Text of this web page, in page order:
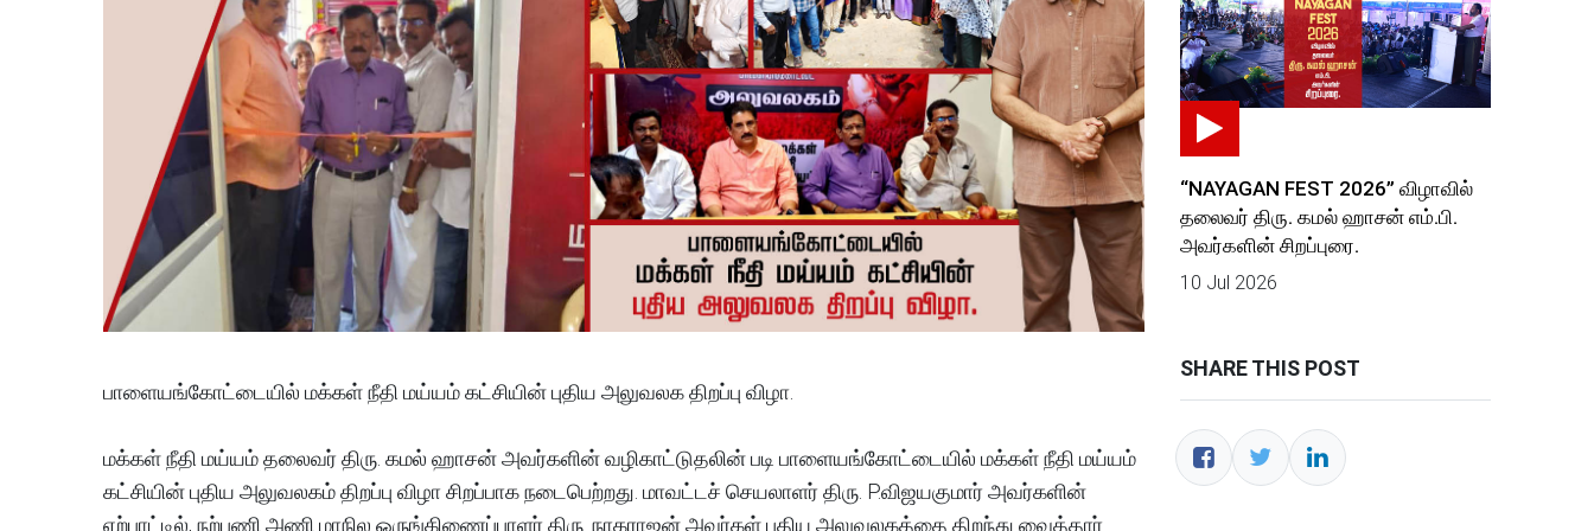
பாளையங்கோட்டையில் மக்கள் நீதி மய்யம் கட்சியின் புதிய அலுவலக திறப்பு விழா.
மக்கள் நீதி மய்யம் தலைவர் திரு. கமல் ஹாசன் அவர்களின் வழிகாட்டுதலின் படி பாளையங்கோட்டையில் மக்கள் நீதி மய்யம்
கட்சியின் புதிய அலுவலகம் திறப்பு விழா சிறப்பாக நடைபெற்றது. மாவட்டச் செயலாளர் திரு. P.விஜயகுமார் அவர்களின்
ஏற்பாட்டில், நற்பணி அணி மாநில ஒருங்கிணைப்பாளர் திரு. நாகராஜன் அவர்கள் புதிய அலுவலகத்தை திறந்து வைத்தார்.
“NAYAGAN FEST 2026” விழாவில்
தலைவர் திரு. கமல் ஹாசன் எம்.பி.
அவர்களின் சிறப்புரை.
10 Jul 2026
SHARE THIS POST